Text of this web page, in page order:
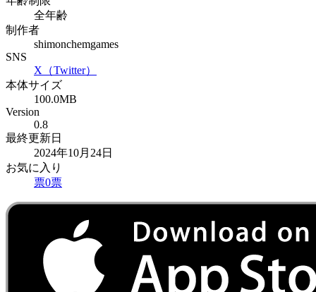
全年齢
制作者
shimonchemgames
SNS
X（Twitter）
本体サイズ
100.0MB
Version
0.8
最終更新日
2024年10月24日
お気に入り
票0票